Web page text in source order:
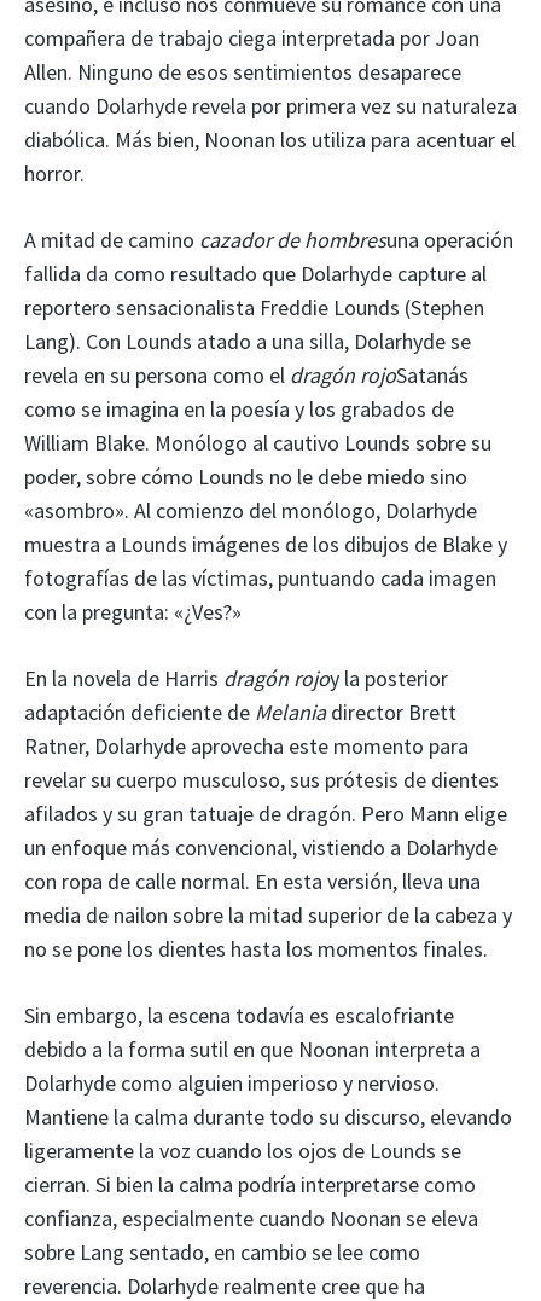
compañera de trabajo ciega interpretada por Joan
Allen. Ninguno de esos sentimientos desaparece
cuando Dolarhyde revela por primera vez su naturaleza
diabólica. Más bien, Noonan los utiliza para acentuar el
horror.
A mitad de camino cazador de hombresuna operación
fallida da como resultado que Dolarhyde capture al
reportero sensacionalista Freddie Lounds (Stephen
Lang). Con Lounds atado a una silla, Dolarhyde se
revela en su persona como el dragón rojoSatanás
como se imagina en la poesía y los grabados de
William Blake. Monólogo al cautivo Lounds sobre su
poder, sobre cómo Lounds no le debe miedo sino
«asombro». Al comienzo del monólogo, Dolarhyde
muestra a Lounds imágenes de los dibujos de Blake y
fotografías de las víctimas, puntuando cada imagen
con la pregunta: «¿Ves?»
En la novela de Harris dragón rojoy la posterior
adaptación deficiente de Melaniadirector Brett
Ratner, Dolarhyde aprovecha este momento para
revelar su cuerpo musculoso, sus prótesis de dientes
afilados y su gran tatuaje de dragón. Pero Mann elige
un enfoque más convencional, vistiendo a Dolarhyde
con ropa de calle normal. En esta versión, lleva una
media de nailon sobre la mitad superior de la cabeza y
no se pone los dientes hasta los momentos finales.
Sin embargo, la escena todavía es escalofriante
debido a la forma sutil en que Noonan interpreta a
Dolarhyde como alguien imperioso y nervioso.
Mantiene la calma durante todo su discurso, elevando
ligeramente la voz cuando los ojos de Lounds se
cierran. Si bien la calma podría interpretarse como
confianza, especialmente cuando Noonan se eleva
sobre Lang sentado, en cambio se lee como
reverencia. Dolarhyde realmente cree que ha